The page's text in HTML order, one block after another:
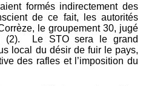
formés indirectement des
de ce fait, les autorités
le groupement 30, jugé
(2). Le STO sera le grand
local du désir de fuir le pays,
des rafles et l’imposition du